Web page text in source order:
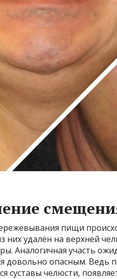
пищи
них удалён на верхней
Аналогичная участь
довольно опасным. Ведь
суставы челюсти,